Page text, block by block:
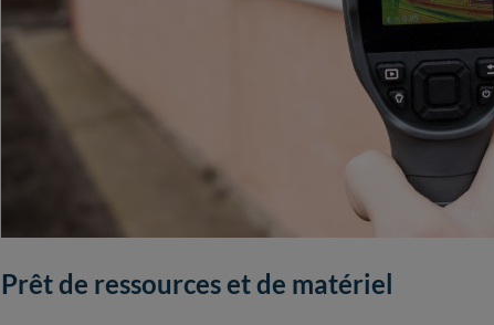
Prêt de ressources et de matériel